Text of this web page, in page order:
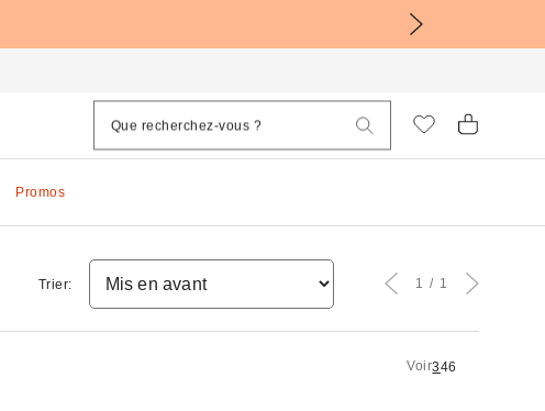
Promos
Voir346
Trier: 1 1